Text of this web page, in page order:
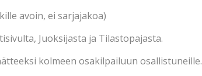
avoin, ei sarjajakoa)
Juoksijasta ja Tilastopajasta.
kolmeen osakilpailuun osallistuneille.